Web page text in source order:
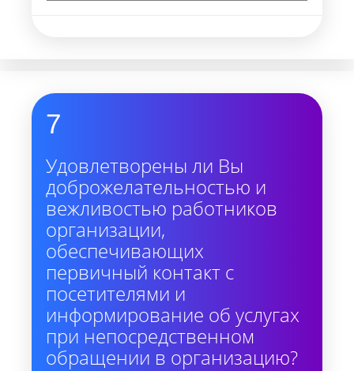
7
Удовлетворены ли Вы
доброжелательностью и
вежливостью работников
организации,
обеспечивающих
первичный контакт с
посетителями и
информирование об услугах
при непосредственном
обращении в организацию?